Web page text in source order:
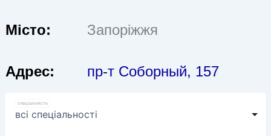
Місто: Запоріжжя
Адрес: пр-т Соборный, 157
спеціальність